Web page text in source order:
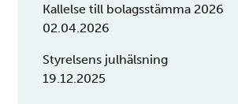
Kallelse till bolagsstämma 2026
02.04.2026
Styrelsens julhälsning
19.12.2025